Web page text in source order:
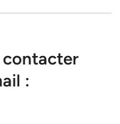
contacter
: